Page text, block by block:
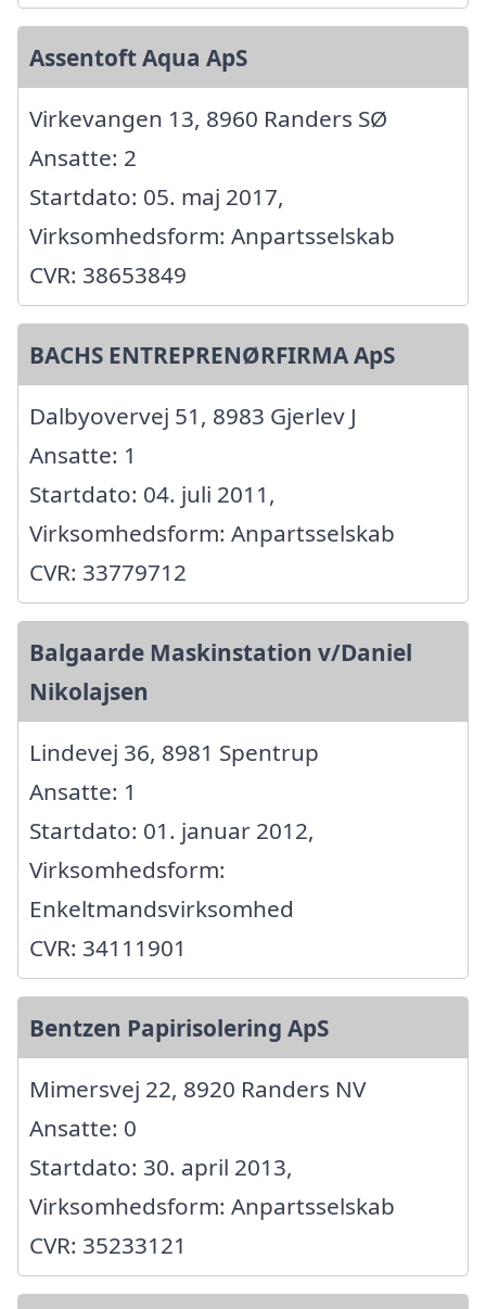
Assentoft Aqua ApS
Virkevangen 13, 8960 Randers SØ
Ansatte: 2
Startdato: 05. maj 2017,
Virksomhedsform: Anpartsselskab
CVR: 38653849
BACHS ENTREPRENØRFIRMA ApS
Dalbyovervej 51, 8983 Gjerlev J
Ansatte: 1
Startdato: 04. juli 2011,
Virksomhedsform: Anpartsselskab
CVR: 33779712
Balgaarde Maskinstation v/Daniel
Nikolajsen
Lindevej 36, 8981 Spentrup
Ansatte: 1
Startdato: 01. januar 2012,
Virksomhedsform:
Enkeltmandsvirksomhed
CVR: 34111901
Bentzen Papirisolering ApS
Mimersvej 22, 8920 Randers NV
Ansatte: 0
Startdato: 30. april 2013,
Virksomhedsform: Anpartsselskab
CVR: 35233121